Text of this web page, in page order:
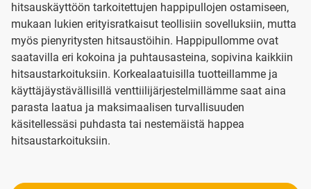
hitsauskäyttöön tarkoitettujen happipullojen ostamiseen,
mukaan lukien erityisratkaisut teollisiin sovelluksiin, mutta
myös pienyritysten hitsaustöihin. Happipullomme ovat
saatavilla eri kokoina ja puhtausasteina, sopivina kaikkiin
hitsaustarkoituksiin. Korkealaatuisilla tuotteillamme ja
käyttäjäystävällisillä venttiilijärjestelmillämme saat aina
parasta laatua ja maksimaalisen turvallisuuden
käsitellessäsi puhdasta tai nestemäistä happea
hitsaustarkoituksiin.